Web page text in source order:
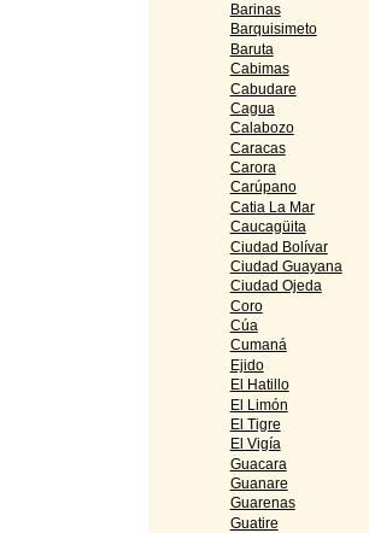
Barinas
Barquisimeto
Baruta
Cabimas
Cabudare
Cagua
Calabozo
Caracas
Carora
Carúpano
Catia La Mar
Caucagüita
Ciudad Bolívar
Ciudad Guayana
Ciudad Ojeda
Coro
Cúa
Cumaná
Ejido
El Hatillo
El Limón
El Tigre
El Vigía
Guacara
Guanare
Guarenas
Guatire